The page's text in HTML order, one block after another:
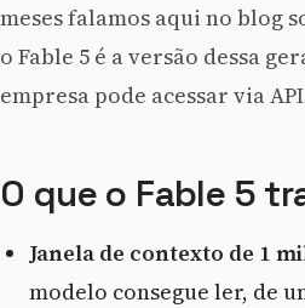
meses falamos aqui no blog
o Fable 5 é a versão dessa
empresa pode acessar via
O que o Fable 5
Janela de contexto de 1
modelo consegue ler, de